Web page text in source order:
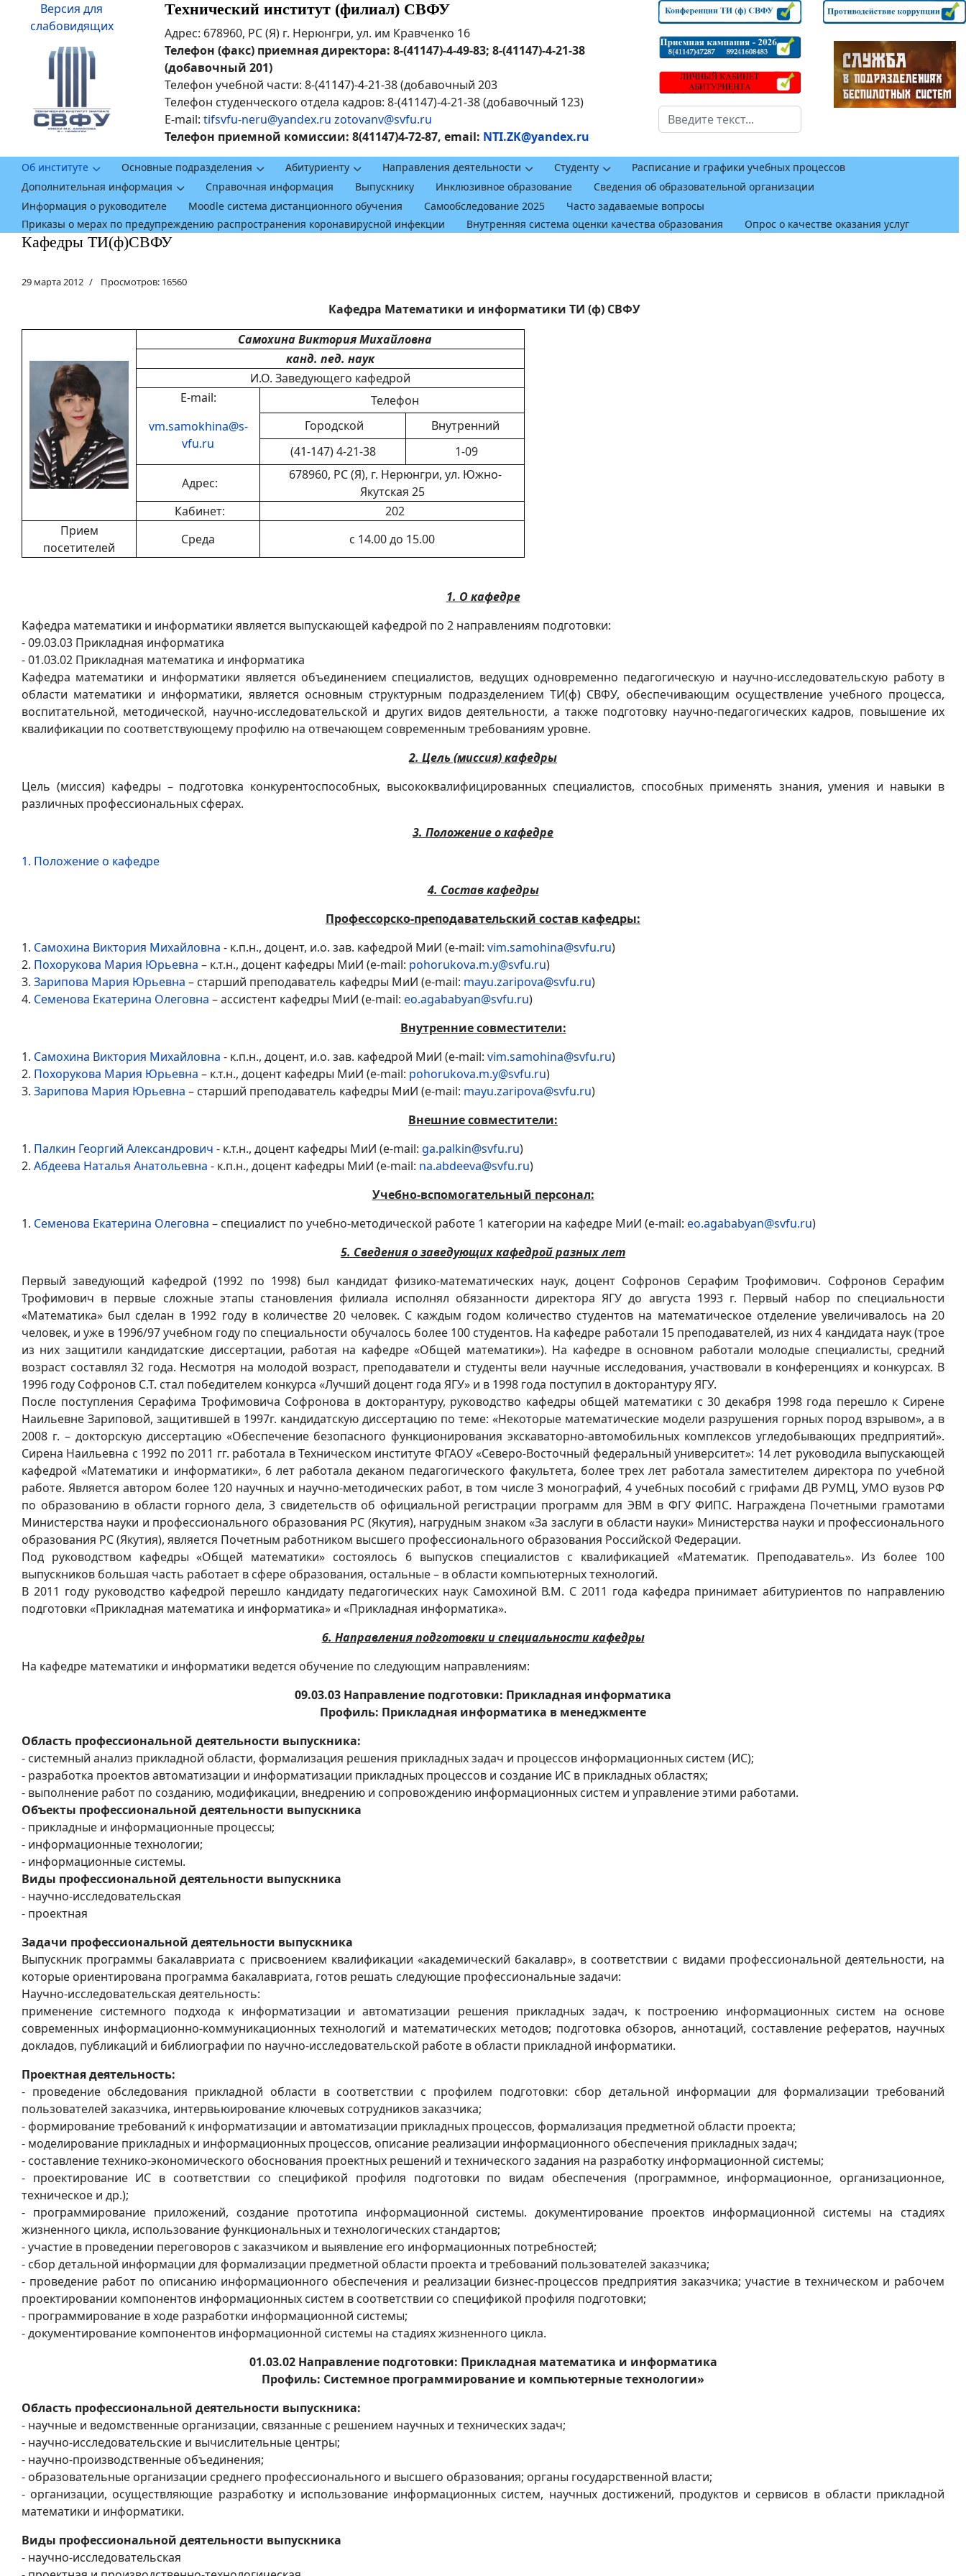
Версия для
слабовидящих
Технический институт (филиал) СВФУ
Адрес: 678960, РС (Я) г. Нерюнгри, ул. им Кравченко 16
Телефон (факс) приемная директора: 8-(41147)-4-49-83; 8-(41147)-4-21-38
(добавочный 201)
Телефон учебной части: 8-(41147)-4-21-38 (добавочный 203
Телефон студенческого отдела кадров: 8-(41147)-4-21-38 (добавочный 123)
E-mail: tifsvfu-neru@yandex.ru zotovanv@svfu.ru
Телефон приемной комиссии: 8(41147)4-72-87, email: NTI.ZK@yandex.ru
Поиск
Об институте Основные подразделения Абитуриенту Направления деятельности Студенту
Расписание и графики учебных процессов
Дополнительная информация
Справочная информация Выпускнику Инклюзивное образование
Сведения об образовательной организации
Информация о руководителе
Moodle система дистанционного обучения Самообследование 2025
Часто задаваемые вопросы
Приказы о мерах по предупреждению распространения коронавирусной инфекции
Внутренняя система оценки качества образования Опрос о качестве оказания услуг
Кафедры ТИ(ф)СВФУ
29 марта 2012 Просмотров: 16560
Кафедра Математики и информатики ТИ (ф) СВФУ
Самохина Виктория Михайловна
канд. пед. наук
И.О. Заведующего кафедрой
E-mail:
vm.samokhina@s-
vfu.ru
Телефон
Городской
Внутренний
(41-147) 4-21-38
1-09
Адрес:
678960, РС (Я), г. Нерюнгри, ул. Южно-
Якутская 25
Кабинет:
202
Прием
посетителей
Среда с 14.00 до 15.00
1. О кафедре
Кафедра математики и информатики является выпускающей кафедрой по 2 направлениям подготовки:
- 09.03.03 Прикладная информатика
- 01.03.02 Прикладная математика и информатика
Кафедра математики и информатики является объединением специалистов, ведущих одновременно педагогическую и научно-исследовательскую работу в
области математики и информатики, является основным структурным подразделением ТИ(ф) СВФУ, обеспечивающим осуществление учебного процесса,
воспитательной, методической, научно-исследовательской и других видов деятельности, а также подготовку научно-педагогических кадров, повышение их
квалификации по соответствующему профилю на отвечающем современным требованиям уровне.
2. Цель (миссия) кафедры
Цель (миссия) кафедры – подготовка конкурентоспособных, высококвалифицированных специалистов, способных применять знания, умения и навыки в
различных профессиональных сферах.
3. Положение о кафедре
1. Положение о кафедре
4. Состав кафедры
Профессорско-преподавательский состав кафедры:
1. Самохина Виктория Михайловна - к.п.н., доцент, и.о. зав. кафедрой МиИ (e-mail: vim.samohina@svfu.ru)
2. Похорукова Мария Юрьевна – к.т.н., доцент кафедры МиИ (e-mail: pohorukova.m.y@svfu.ru)
3. Зарипова Мария Юрьевна – старший преподаватель кафедры МиИ (e-mail: mayu.zaripova@svfu.ru)
4. Семенова Екатерина Олеговна – ассистент кафедры МиИ (e-mail: eo.agababyan@svfu.ru)
Внутренние совместители:
1. Самохина Виктория Михайловна - к.п.н., доцент, и.о. зав. кафедрой МиИ (e-mail: vim.samohina@svfu.ru)
2. Похорукова Мария Юрьевна – к.т.н., доцент кафедры МиИ (e-mail: pohorukova.m.y@svfu.ru)
3. Зарипова Мария Юрьевна – старший преподаватель кафедры МиИ (e-mail: mayu.zaripova@svfu.ru)
Внешние совместители:
1. Палкин Георгий Александрович - к.т.н., доцент кафедры МиИ (е-mail: ga.palkin@svfu.ru)
2. Абдеева Наталья Анатольевна - к.п.н., доцент кафедры МиИ (е-mail: na.abdeeva@svfu.ru)
Учебно-вспомогательный персонал:
1. Семенова Екатерина Олеговна – специалист по учебно-методической работе 1 категории на кафедре МиИ (e-mail: eo.agababyan@svfu.ru)
5. Сведения о заведующих кафедрой разных лет
Первый заведующий кафедрой (1992 по 1998) был кандидат физико-математических наук, доцент Софронов Серафим Трофимович. Софронов Серафим
Трофимович в первые сложные этапы становления филиала исполнял обязанности директора ЯГУ до августа 1993 г. Первый набор по специальности
«Математика» был сделан в 1992 году в количестве 20 человек. С каждым годом количество студентов на математическое отделение увеличивалось на 20
человек, и уже в 1996/97 учебном году по специальности обучалось более 100 студентов. На кафедре работали 15 преподавателей, из них 4 кандидата наук (трое
из них защитили кандидатские диссертации, работая на кафедре «Общей математики»). На кафедре в основном работали молодые специалисты, средний
возраст составлял 32 года. Несмотря на молодой возраст, преподаватели и студенты вели научные исследования, участвовали в конференциях и конкурсах. В
1996 году Софронов С.Т. стал победителем конкурса «Лучший доцент года ЯГУ» и в 1998 года поступил в докторантуру ЯГУ.
После поступления Серафима Трофимовича Софронова в докторантуру, руководство кафедры общей математики с 30 декабря 1998 года перешло к Сирене
Наильевне Зариповой, защитившей в 1997г. кандидатскую диссертацию по теме: «Некоторые математические модели разрушения горных пород взрывом», а в
2008 г. – докторскую диссертацию «Обеспечение безопасного функционирования экскаваторно-автомобильных комплексов угледобывающих предприятий».
Сирена Наильевна с 1992 по 2011 гг. работала в Техническом институте ФГАОУ «Северо-Восточный федеральный университет»: 14 лет руководила выпускающей
кафедрой «Математики и информатики», 6 лет работала деканом педагогического факультета, более трех лет работала заместителем директора по учебной
работе. Является автором более 120 научных и научно-методических работ, в том числе 3 монографий, 4 учебных пособий с грифами ДВ РУМЦ, УМО вузов РФ
по образованию в области горного дела, 3 свидетельств об официальной регистрации программ для ЭВМ в ФГУ ФИПС. Награждена Почетными грамотами
Министерства науки и профессионального образования РС (Якутия), нагрудным знаком «За заслуги в области науки» Министерства науки и профессионального
образования РС (Якутия), является Почетным работником высшего профессионального образования Российской Федерации.
Под руководством кафедры «Общей математики» состоялось 6 выпусков специалистов с квалификацией «Математик. Преподаватель». Из более 100
выпускников большая часть работает в сфере образования, остальные – в области компьютерных технологий.
В 2011 году руководство кафедрой перешло кандидату педагогических наук Самохиной В.М. С 2011 года кафедра принимает абитуриентов по направлению
подготовки «Прикладная математика и информатика» и «Прикладная информатика».
6. Направления подготовки и специальности кафедры
На кафедре математики и информатики ведется обучение по следующим направлениям:
09.03.03 Направление подготовки: Прикладная информатика
Профиль: Прикладная информатика в менеджменте
Область профессиональной деятельности выпускника:
- системный анализ прикладной области, формализация решения прикладных задач и процессов информационных систем (ИС);
- разработка проектов автоматизации и информатизации прикладных процессов и создание ИС в прикладных областях;
- выполнение работ по созданию, модификации, внедрению и сопровождению информационных систем и управление этими работами.
Объекты профессиональной деятельности выпускника
- прикладные и информационные процессы;
- информационные технологии;
- информационные системы.
Виды профессиональной деятельности выпускника
- научно-исследовательская
- проектная
Задачи профессиональной деятельности выпускника
Выпускник программы бакалавриата с присвоением квалификации «академический бакалавр», в соответствии с видами профессиональной деятельности, на
которые ориентирована программа бакалавриата, готов решать следующие профессиональные задачи:
Научно-исследовательская деятельность:
применение системного подхода к информатизации и автоматизации решения прикладных задач, к построению информационных систем на основе
современных информационно-коммуникационных технологий и математических методов; подготовка обзоров, аннотаций, составление рефератов, научных
докладов, публикаций и библиографии по научно-исследовательской работе в области прикладной информатики.
Проектная деятельность:
- проведение обследования прикладной области в соответствии с профилем подготовки: сбор детальной информации для формализации требований
пользователей заказчика, интервьюирование ключевых сотрудников заказчика;
- формирование требований к информатизации и автоматизации прикладных процессов, формализация предметной области проекта;
- моделирование прикладных и информационных процессов, описание реализации информационного обеспечения прикладных задач;
- составление технико-экономического обоснования проектных решений и технического задания на разработку информационной системы;
- проектирование ИС в соответствии со спецификой профиля подготовки по видам обеспечения (программное, информационное, организационное,
техническое и др.);
- программирование приложений, создание прототипа информационной системы. документирование проектов информационной системы на стадиях
жизненного цикла, использование функциональных и технологических стандартов;
- участие в проведении переговоров с заказчиком и выявление его информационных потребностей;
- сбор детальной информации для формализации предметной области проекта и требований пользователей заказчика;
- проведение работ по описанию информационного обеспечения и реализации бизнес-процессов предприятия заказчика; участие в техническом и рабочем
проектировании компонентов информационных систем в соответствии со спецификой профиля подготовки;
- программирование в ходе разработки информационной системы;
- документирование компонентов информационной системы на стадиях жизненного цикла.
01.03.02 Направление подготовки: Прикладная математика и информатика
Профиль: Системное программирование и компьютерные технологии»
Область профессиональной деятельности выпускника:
- научные и ведомственные организации, связанные с решением научных и технических задач;
- научно-исследовательские и вычислительные центры;
- научно-производственные объединения;
- образовательные организации среднего профессионального и высшего образования; органы государственной власти;
- организации, осуществляющие разработку и использование информационных систем, научных достижений, продуктов и сервисов в области прикладной
математики и информатики.
Виды профессиональной деятельности выпускника
- научно-исследовательская